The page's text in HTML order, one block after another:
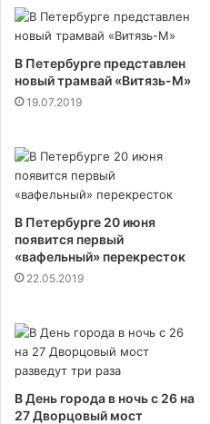
В Петербурге представлен
новый трамвай «Витязь-М»
19.07.2019
В Петербурге 20 июня
появится первый
«вафельный» перекресток
22.05.2019
В День города в ночь с 26 на
27 Дворцовый мост